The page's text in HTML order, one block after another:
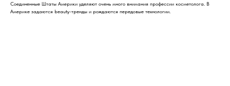
Соединенные Штаты Америки уделяют очень много внимания профессии косметолога. В
Америке задаются beauty-тренды и рождаются передовые технологии.